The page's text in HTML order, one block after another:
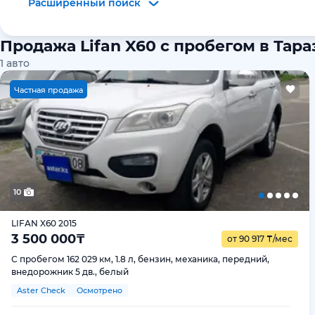
Расширенный поиск
Продажа Lifan X60 с пробегом в
1 авто
Частная продажа
10
LIFAN X60 2015
3 500 000₸ от 90 917 ₸/мес
С пробегом 162 029 км, 1.8 л, бензин, механика, передний,
внедорожник 5 дв., белый
Aster Check Осмотрено